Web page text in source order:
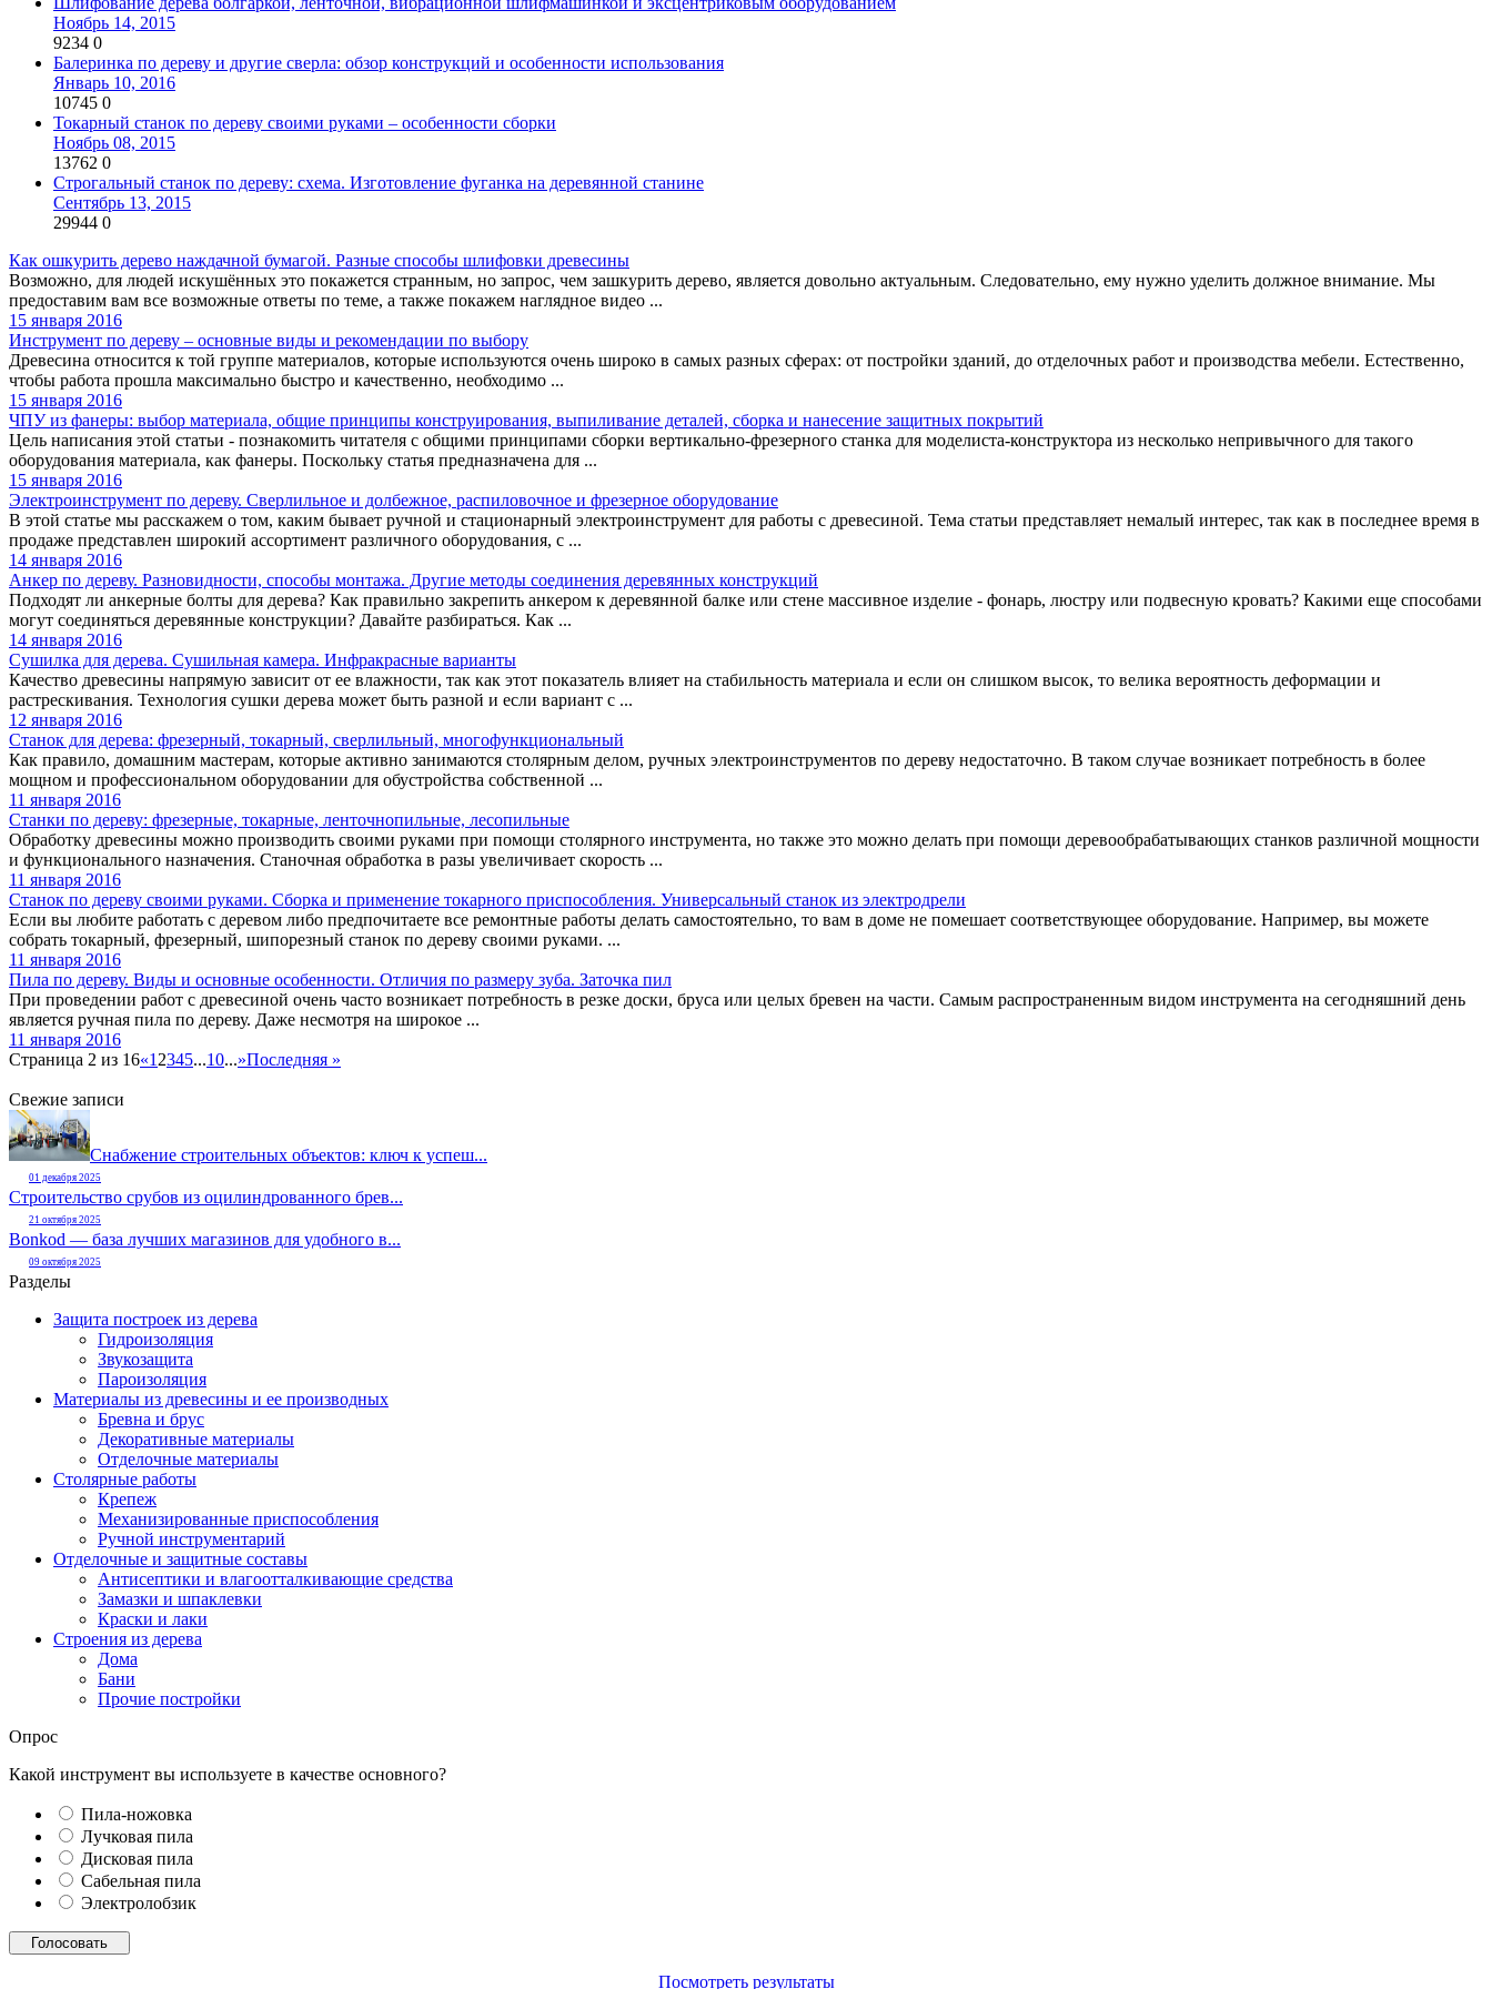
Ноябрь 14, 2015
9234 0
Балеринка по дереву и другие сверла: обзор конструкций и особенности использования
Январь 10, 2016
10745 0
Токарный станок по дереву своими руками – особенности сборки
Ноябрь 08, 2015
13762 0
Строгальный станок по дереву: схема. Изготовление фуганка на деревянной станине
Сентябрь 13, 2015
29944 0
Как ошкурить дерево наждачной бумагой. Разные способы шлифовки древесины
Возможно, для людей искушённых это покажется странным, но запрос, чем зашкурить дерево, является довольно актуальным. Следовательно, ему нужно уделить должное внимание. Мы
предоставим вам все возможные ответы по теме, а также покажем наглядное видео ...
15 января 2016
Инструмент по дереву – основные виды и рекомендации по выбору
Древесина относится к той группе материалов, которые используются очень широко в самых разных сферах: от постройки зданий, до отделочных работ и производства мебели. Естественно,
чтобы работа прошла максимально быстро и качественно, необходимо ...
15 января 2016
ЧПУ из фанеры: выбор материала, общие принципы конструирования, выпиливание деталей, сборка и нанесение защитных покрытий
Цель написания этой статьи - познакомить читателя с общими принципами сборки вертикально-фрезерного станка для моделиста-конструктора из несколько непривычного для такого
оборудования материала, как фанеры. Поскольку статья предназначена для ...
15 января 2016
Электроинструмент по дереву. Сверлильное и долбежное, распиловочное и фрезерное оборудование
В этой статье мы расскажем о том, каким бывает ручной и стационарный электроинструмент для работы с древесиной. Тема статьи представляет немалый интерес, так как в последнее время в
продаже представлен широкий ассортимент различного оборудования, с ...
14 января 2016
Анкер по дереву. Разновидности, способы монтажа. Другие методы соединения деревянных конструкций
Подходят ли анкерные болты для дерева? Как правильно закрепить анкером к деревянной балке или стене массивное изделие - фонарь, люстру или подвесную кровать? Какими еще способами
могут соединяться деревянные конструкции? Давайте разбираться. Как ...
14 января 2016
Сушилка для дерева. Сушильная камера. Инфракрасные варианты
Качество древесины напрямую зависит от ее влажности, так как этот показатель влияет на стабильность материала и если он слишком высок, то велика вероятность деформации и
растрескивания. Технология сушки дерева может быть разной и если вариант с ...
12 января 2016
Станок для дерева: фрезерный, токарный, сверлильный, многофункциональный
Как правило, домашним мастерам, которые активно занимаются столярным делом, ручных электроинструментов по дереву недостаточно. В таком случае возникает потребность в более
мощном и профессиональном оборудовании для обустройства собственной ...
11 января 2016
Станки по дереву: фрезерные, токарные, ленточнопильные, лесопильные
Обработку древесины можно производить своими руками при помощи столярного инструмента, но также это можно делать при помощи деревообрабатывающих станков различной мощности
и функционального назначения. Станочная обработка в разы увеличивает скорость ...
11 января 2016
Станок по дереву своими руками. Сборка и применение токарного приспособления. Универсальный станок из электродрели
Если вы любите работать с деревом либо предпочитаете все ремонтные работы делать самостоятельно, то вам в доме не помешает соответствующее оборудование. Например, вы можете
собрать токарный, фрезерный, шипорезный станок по дереву своими руками. ...
11 января 2016
Пила по дереву. Виды и основные особенности. Отличия по размеру зуба. Заточка пил
При проведении работ с древесиной очень часто возникает потребность в резке доски, бруса или целых бревен на части. Самым распространенным видом инструмента на сегодняшний день
является ручная пила по дереву. Даже несмотря на широкое ...
11 января 2016
Страница 2 из 16«1 2345...10...»Последняя »
Свежие записи
Снабжение строительных объектов: ключ к успеш...
01 декабря 2025
Строительство срубов из оцилиндрованного брев...
21 октября 2025
Bonkod — база лучших магазинов для удобного в...
09 октября 2025
Разделы
Защита построек из дерева
Гидроизоляция
Звукозащита
Пароизоляция
Материалы из древесины и ее производных
Бревна и брус
Декоративные материалы
Отделочные материалы
Столярные работы
Крепеж
Механизированные приспособления
Ручной инструментарий
Отделочные и защитные составы
Антисептики и влагоотталкивающие средства
Замазки и шпаклевки
Краски и лаки
Строения из дерева
Дома
Бани
Прочие постройки
Опрос
Какой инструмент вы используете в качестве основного?
Пила-ножовка
Лучковая пила
Дисковая пила
Сабельная пила
Электролобзик
Посмотреть результаты